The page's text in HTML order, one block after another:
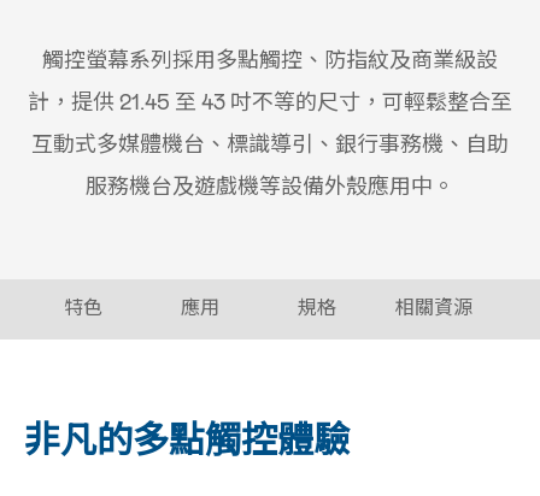
觸控螢幕系列採用多點觸控、防指紋及商業級設
計，提供 21.45 至 43 吋不等的尺寸，可輕鬆整合至
互動式多媒體機台、標識導引、銀行事務機、自助
服務機台及遊戲機等設備外殼應用中。
特色 應用 規格 相關資源
非凡的多點觸控體驗